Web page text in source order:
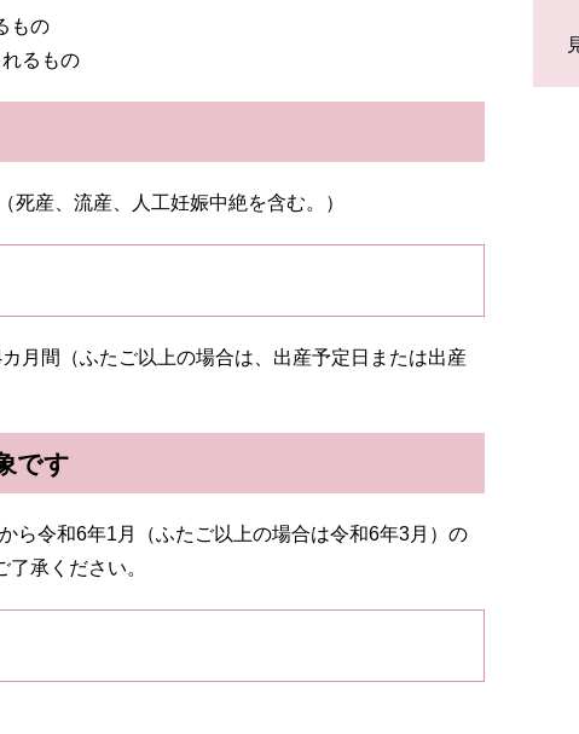
もの
るもの
産、流産、人工妊娠中絶を含む。）
月間（ふたご以上の場合は、出産予定日または出産
です
令和6年1月（ふたご以上の場合は令和6年3月）の
承ください。